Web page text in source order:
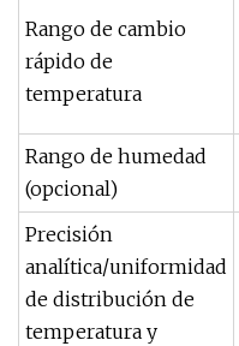
Rango de cambio
rápido de
temperatura
Rango de humedad
(opcional)
Precisión
analítica/uniformidad
de distribución de
temperatura y